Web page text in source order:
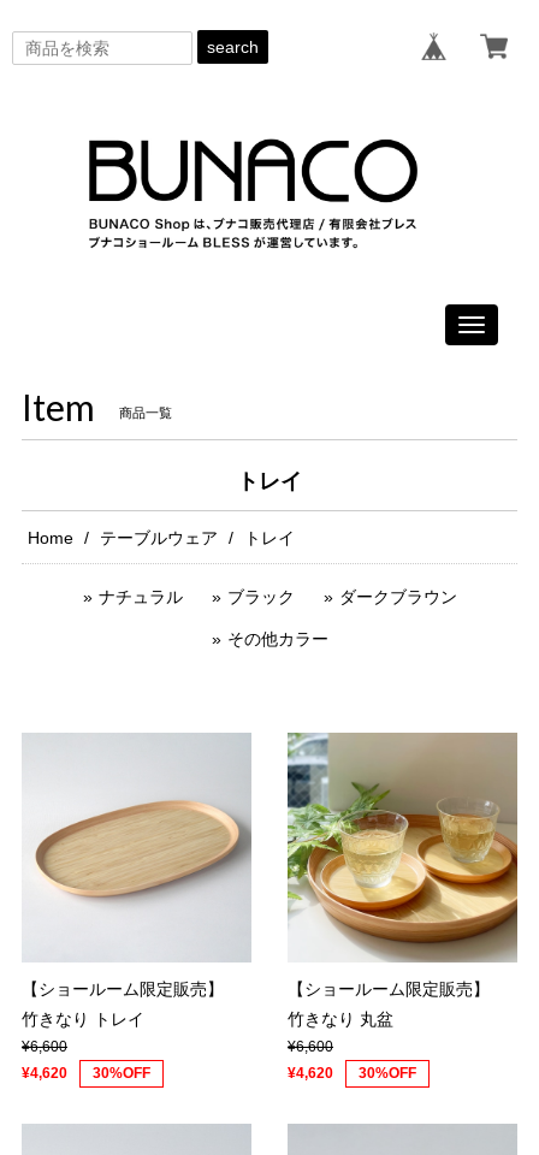
search
Toggle
Item 商品一覧
トレイ
Home テーブルウェア トレイ
ナチュラル ブラック ダークブラウン
その他カラー
【ショールーム限定販売】
竹きなり トレイ
¥6,600
¥4,620
30%OFF
【ショールーム限定販売】
竹きなり 丸盆
¥6,600
¥4,620
30%OFF